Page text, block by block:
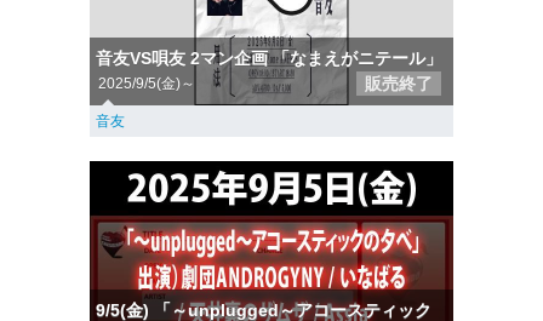
音友VS唄友 2マン企画 「なまえがニテール」
2025/9/5(金)～ 販売終了
音友
9/5(金) 「～unplugged～アコースティック